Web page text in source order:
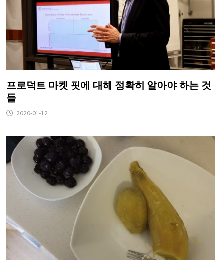
프로덕트 마켓 핏에 대해 정확히 알아야 하는 것
들
2020-01-12